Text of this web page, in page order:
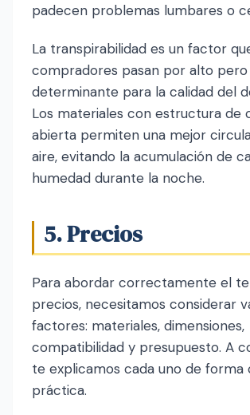
padecen problemas lumbares o
La transpirabilidad es un factor
compradores pasan por alto
determinante para la calidad del
Los materiales con estructura de
abierta permiten una mejor
aire, evitando la acumulación de
humedad durante la noche.
5. Precios
Para abordar correctamente el
precios, necesitamos considerar
factores: materiales, dimensiones,
compatibilidad y presupuesto. A
te explicamos cada uno de forma
práctica.